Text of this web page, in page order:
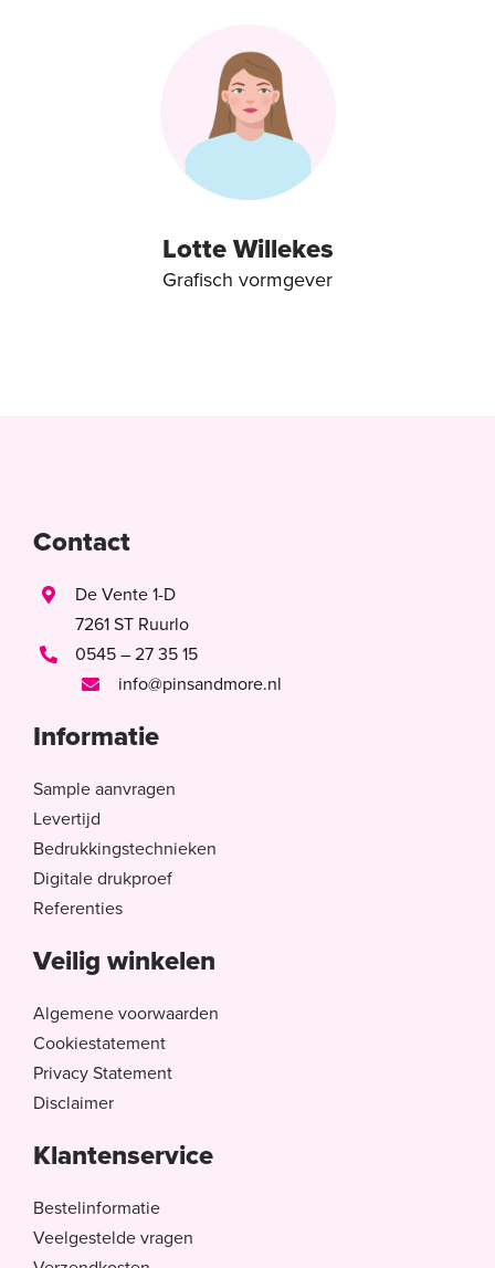
Lotte Willekes
Grafisch vormgever
Contact
De Vente 1-D
7261 ST Ruurlo
0545 – 27 35 15
info@pinsandmore.nl
Informatie
Sample aanvragen
Levertijd
Bedrukkingstechnieken
Digitale drukproef
Referenties
Veilig winkelen
Algemene voorwaarden
Cookiestatement
Privacy Statement
Disclaimer
Klantenservice
Bestelinformatie
Veelgestelde vragen